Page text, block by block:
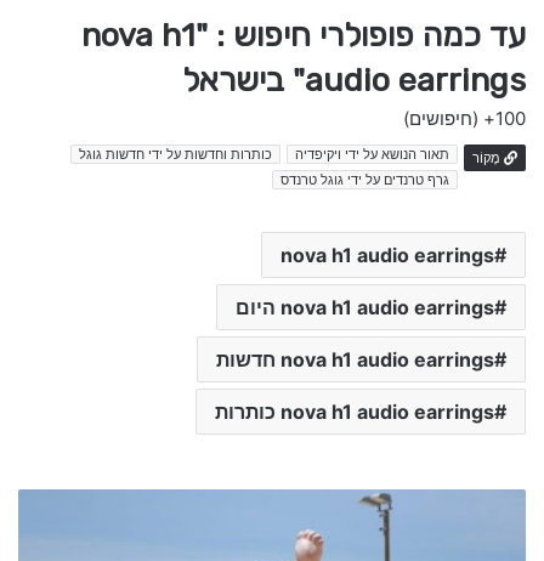
עד כמה פופולרי חיפוש : "nova h1
audio earrings" בישראל
100+ (חיפושים)
מָקוֹר תאור הנושא על ידי ויקיפדיה
כותרות וחדשות על ידי חדשות גוגל
גרף טרנדים על ידי גוגל טרנדס
nova h1 audio earrings
nova h1 audio earrings היום
nova h1 audio earrings חדשות
nova h1 audio earrings כותרות